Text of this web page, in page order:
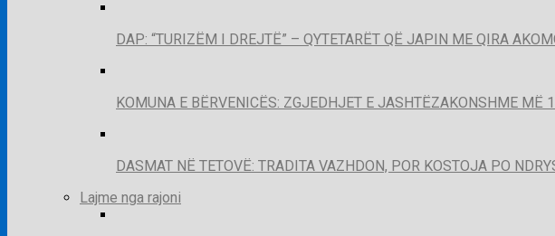
DAP: “TURIZËM I DREJTË” – QYTETARËT QË JAPIN ME QIRA
KOMUNA E BËRVENICËS: ZGJEDHJET E JASHTËZAKONSHME MË
DASMAT NË TETOVË: TRADITA VAZHDON, POR KOSTOJA PO
Lajme nga rajoni